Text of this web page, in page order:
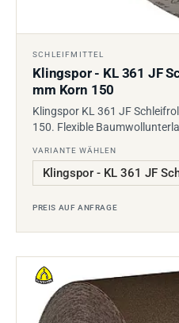
SCHLEIFMITTEL
Klingspor - KL 361 JF
mm Korn 150
Klingspor KL 361 JF
150. Flexible
VARIANTE WÄHLEN
PREIS AUF ANFRAGE